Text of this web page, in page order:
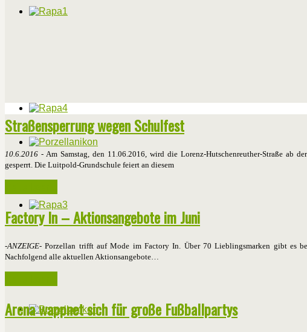
Straßensperrung wegen Schulfest
10.6.2016 - Am Samstag, den 11.06.2016, wird die Lorenz-Hutschenreuther-Straße ab
gesperrt. Die Luitpold-Grundschule feiert an diesem
Factory In – Aktionsangebote im Juni
-ANZEIGE- Porzellan trifft auf Mode im Factory In. Über 70 Lieblingsmarken gibt es
Nachfolgend alle aktuellen Aktionsangebote…
Arena wappnet sich für große Fußballpartys